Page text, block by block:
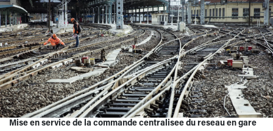
Mise en service de la commande centralisee du reseau en gare